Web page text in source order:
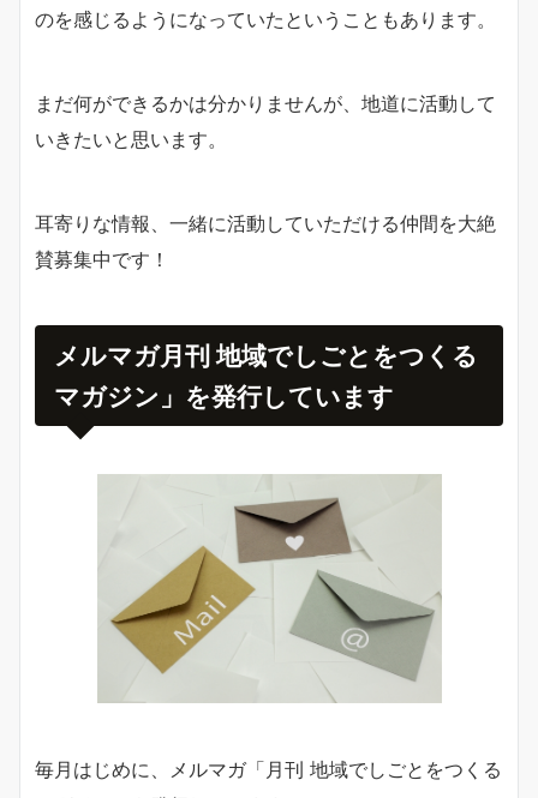
のを感じるようになっていたということもあります。
まだ何ができるかは分かりませんが、地道に活動して
いきたいと思います。
耳寄りな情報、一緒に活動していただける仲間を大絶
賛募集中です！
メルマガ月刊 地域でしごとをつくる
マガジン」を発行しています
毎月はじめに、メルマガ「月刊 地域でしごとをつくる